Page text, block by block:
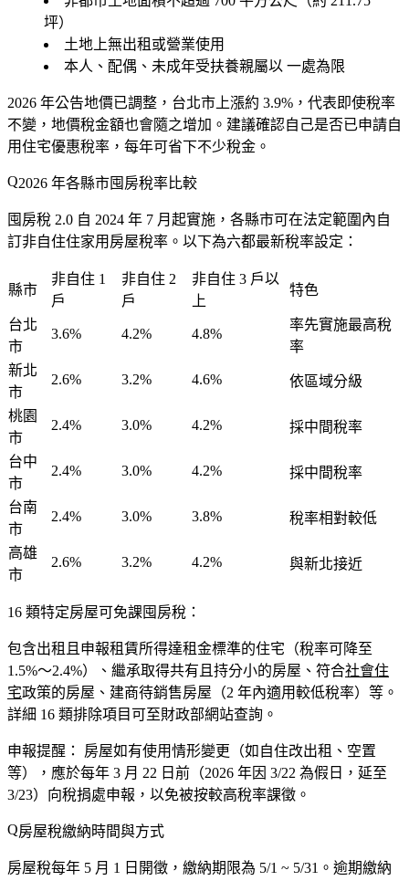
坪）
土地上無出租或營業使用
本人、配偶、未成年受扶養親屬以 一處為限
2026 年公告地價已調整，台北市上漲約 3.9%，代表即使稅率
不變，地價稅金額也會隨之增加。建議確認自己是否已申請自
用住宅優惠稅率，每年可省下不少稅金。
2026 年各縣市囤房稅率比較
囤房稅 2.0 自 2024 年 7 月起實施，各縣市可在法定範圍內自
訂非自住住家用房屋稅率。以下為六都最新稅率設定：
縣市
非自住 1
戶
非自住 2
戶
非自住 3 戶以
上
特色
台北
市
3.6% 4.2% 4.8%
率先實施最高稅
率
新北
市
2.6% 3.2% 4.6% 依區域分級
桃園
市
2.4% 3.0% 4.2% 採中間稅率
台中
市
2.4% 3.0% 4.2% 採中間稅率
台南
市
2.4% 3.0% 3.8% 稅率相對較低
高雄
市
2.6% 3.2% 4.2% 與新北接近
16 類特定房屋可免課囤房稅：
包含出租且申報租賃所得達租金標準的住宅（稅率可降至
1.5%～2.4%）、繼承取得共有且持分小的房屋、符合社會住
宅政策的房屋、建商待銷售房屋（2 年內適用較低稅率）等。
詳細 16 類排除項目可至財政部網站查詢。
申報提醒：
房屋如有使用情形變更（如自住改出租、空置
等），應於每年 3 月 22 日前 （2026 年因 3/22 為假日，延至
3/23）向稅捐處申報，以免被按較高稅率課徵。
房屋稅繳納時間與方式
房屋稅每年 5 月 1 日開徵 ，繳納期限為 5/1 ~ 5/31 。逾期繳納